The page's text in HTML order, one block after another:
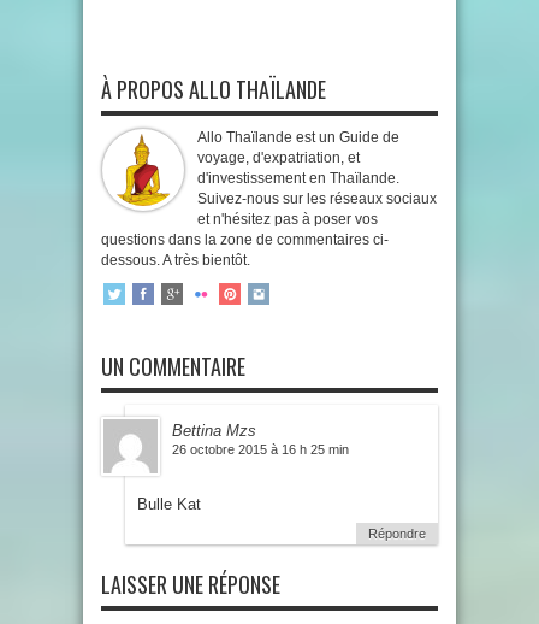
À PROPOS ALLO THAÏLANDE
Allo Thaïlande est un Guide de
voyage, d'expatriation, et
d'investissement en Thaïlande.
Suivez-nous sur les réseaux sociaux
et n'hésitez pas à poser vos
questions dans la zone de commentaires ci-
dessous. A très bientôt.
UN COMMENTAIRE
Bettina Mzs
26 octobre 2015 à 16 h 25 min
Bulle Kat
Répondre
LAISSER UNE RÉPONSE